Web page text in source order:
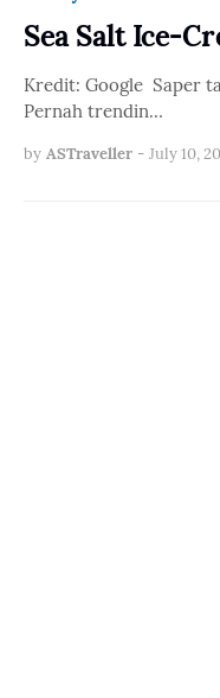
Sea Salt Ice-
Kredit: Google Saper
Pernah trendin…
by ASTraveller - July 10,